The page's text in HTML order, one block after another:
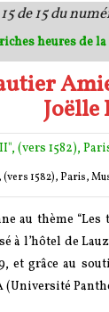
de 15 du
heures de
1582), Paris,
au thème
à l’hôtel de
et grâce au
(Université